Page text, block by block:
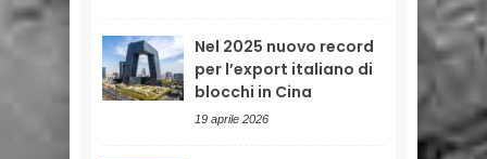
Nel 2025 nuovo record
per l’export italiano di
blocchi in Cina
19 aprile 2026